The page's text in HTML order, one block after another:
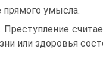
прямого умысла.
или здоровья